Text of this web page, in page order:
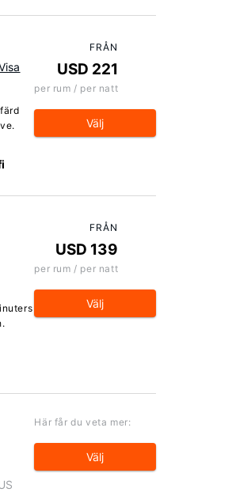
FRÅN
USD 221
per rum / per natt
Välj
FRÅN
USD 139
per rum / per natt
Välj
Här får du veta mer:
Välj